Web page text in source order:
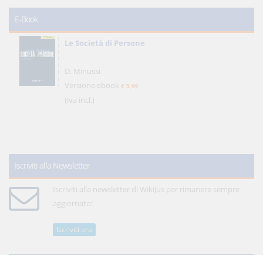
E-Book
Le Società di Persone
D. Minussi
Versione ebook € 5,99
(iva incl.)
Iscriviti alla Newsletter
Iscriviti alla newsletter di WikiJus per rimanere sempre
aggiornato!
Iscriviti ora